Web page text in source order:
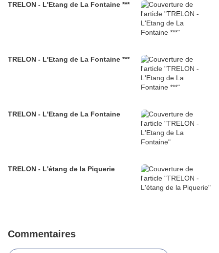
TRELON - L'Etang de La Fontaine ***
TRELON - L'Etang de La Fontaine ***
TRELON - L'Etang de La Fontaine
TRELON - L'étang de la Piquerie
Commentaires